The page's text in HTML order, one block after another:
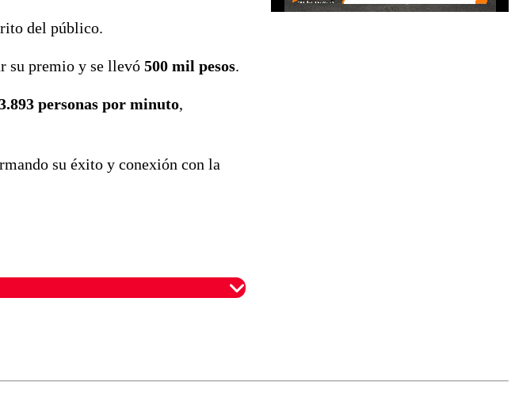
del público.
su premio y se llevó 500 mil pesos.
personas por minuto,
su éxito y conexión con la